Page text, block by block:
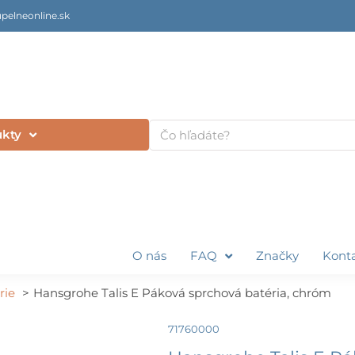
Vyhľadať
O nás FAQ Značky
Hansgrohe Talis E Páková sprchová batéria, chróm
71760000